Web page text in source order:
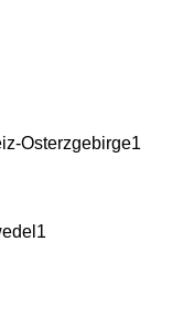
Osterzgebirge1
1